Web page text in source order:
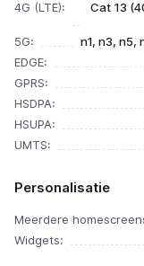
4G (LTE):
Cat 13
5G:
n1, n3, n5,
EDGE:
GPRS:
HSDPA:
HSUPA:
UMTS:
Personalisatie
Meerdere
Widgets: